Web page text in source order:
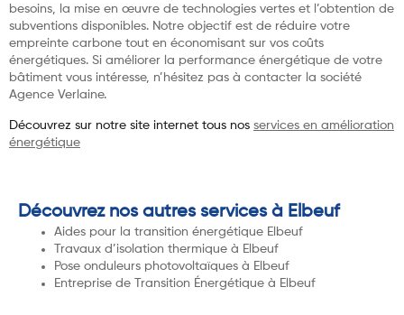
besoins, la mise en œuvre de technologies vertes et l’obtention de
subventions disponibles. Notre objectif est de réduire votre
empreinte carbone tout en économisant sur vos coûts
énergétiques. Si améliorer la performance énergétique de votre
bâtiment vous intéresse, n’hésitez pas à contacter la société
Agence Verlaine.
Découvrez sur notre site internet tous nos services en amélioration
énergétique
Découvrez nos autres services à Elbeuf
Aides pour la transition énergétique Elbeuf
Travaux d’isolation thermique à Elbeuf
Pose onduleurs photovoltaïques à Elbeuf
Entreprise de Transition Énergétique à Elbeuf